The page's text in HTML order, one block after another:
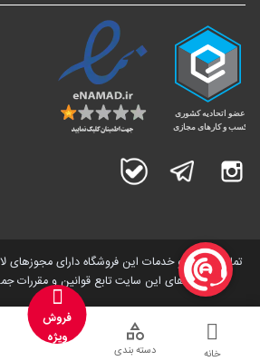
اینستاگرام تلگرام
تمامی کالاها و خدمات این فروشگاه دارای مجوز‌های
و فعالیت های این سایت تابع قوانین و مقررات
خانه دسته بندی
فروش
ویژه